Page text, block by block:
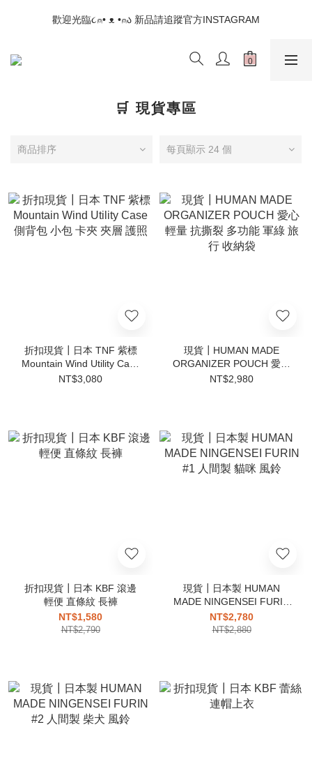
📣如果遇到結帳沒有反應，請另開瀏覽器 (不要直接從ig連結網站
下單)
歡迎光臨૮⍝• ᴥ •⍝ა 新品請追蹤官方INSTAGRAM
📣如果遇到結帳沒有反應，請另開瀏覽器 (不要直接從ig連結網站
🛒 現貨專區
商品排序 每頁顯示 24 個
折扣現貨┃日本 TNF 紫標
Mountain Wind Utility Case
側背包 小包 卡夾 夾層 護照
NT$3,080
現貨┃HUMAN MADE
ORGANIZER POUCH 愛心
輕量 抗撕裂 多功能 軍綠 旅
NT$2,980
折扣現貨┃日本 KBF 滾邊
輕便 直條紋 長褲
NT$1,580
NT$2,790
現貨┃日本製 HUMAN
MADE NINGENSEI FURIN
#1 人間製 貓咪 風鈴
NT$2,780
NT$2,880